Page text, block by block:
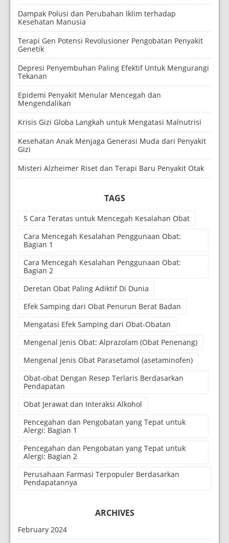
Dampak Polusi dan Perubahan Iklim terhadap
Kesehatan Manusia
Terapi Gen Potensi Revolusioner Pengobatan Penyakit
Genetik
Depresi Penyembuhan Paling Efektif Untuk Mengurangi
Tekanan
Epidemi Penyakit Menular Mencegah dan
Mengendalikan
Krisis Gizi Globa Langkah untuk Mengatasi Malnutrisi
Kesehatan Anak Menjaga Generasi Muda dari Penyakit
Gizi
Misteri Alzheimer Riset dan Terapi Baru Penyakit Otak
TAGS
5 Cara Teratas untuk Mencegah Kesalahan Obat
Cara Mencegah Kesalahan Penggunaan Obat:
Bagian 1
Cara Mencegah Kesalahan Penggunaan Obat:
Bagian 2
Deretan Obat Paling Adiktif Di Dunia
Efek Samping dari Obat Penurun Berat Badan
Mengatasi Efek Samping dari Obat-Obatan
Mengenal Jenis Obat: Alprazolam (Obat Penenang)
Mengenal Jenis Obat Parasetamol (asetaminofen)
Obat-obat Dengan Resep Terlaris Berdasarkan
Pendapatan
Obat Jerawat dan Interaksi Alkohol
Pencegahan dan Pengobatan yang Tepat untuk
Alergi: Bagian 1
Pencegahan dan Pengobatan yang Tepat untuk
Alergi: Bagian 2
Perusahaan Farmasi Terpopuler Berdasarkan
Pendapatannya
ARCHIVES
February 2024